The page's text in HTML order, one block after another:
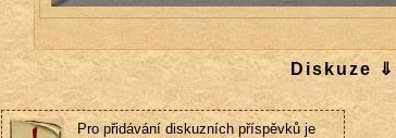
Diskuze ⇓
Pro přidávání diskuzních příspěvků je